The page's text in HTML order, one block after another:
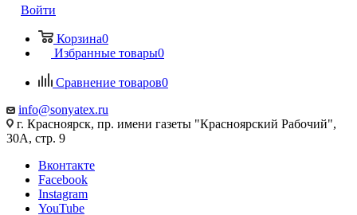
Войти
Корзина0
Избранные товары0
Сравнение товаров0
info@sonyatex.ru
г. Красноярск, пр. имени газеты "Красноярский Рабочий",
30А, стр. 9
Вконтакте
Facebook
Instagram
YouTube